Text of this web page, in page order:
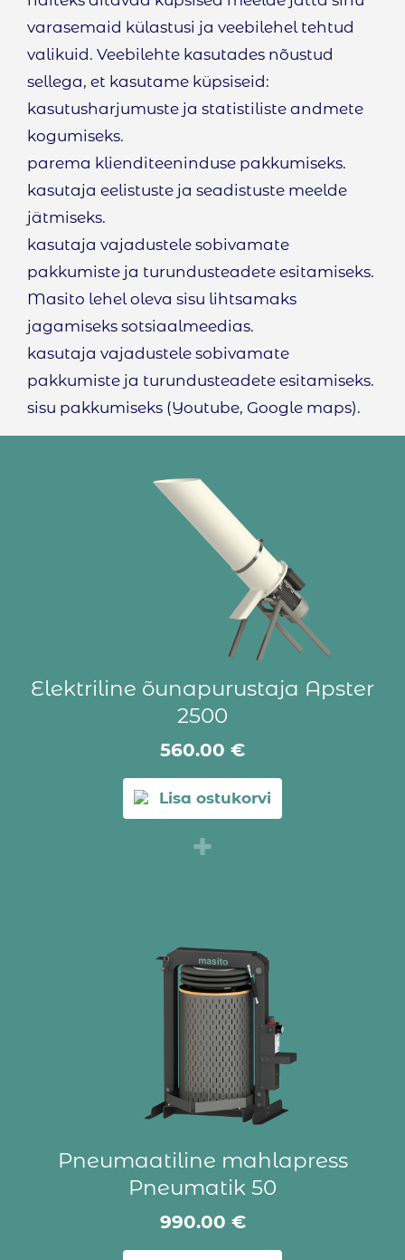
varasemaid külastusi ja veebilehel tehtud
valikuid. Veebilehte kasutades nõustud
sellega, et kasutame küpsiseid:
kasutusharjumuste ja statistiliste andmete
kogumiseks.
parema klienditeeninduse pakkumiseks.
kasutaja eelistuste ja seadistuste meelde
jätmiseks.
kasutaja vajadustele sobivamate
pakkumiste ja turundusteadete esitamiseks.
Masito lehel oleva sisu lihtsamaks
jagamiseks sotsiaalmeedias.
kasutaja vajadustele sobivamate
pakkumiste ja turundusteadete esitamiseks.
sisu pakkumiseks (Youtube, Google maps).
Elektriline õunapurustaja Apster
2500
560.00 €
Lisa ostukorvi
+
Pneumaatiline mahlapress
Pneumatik 50
990.00 €